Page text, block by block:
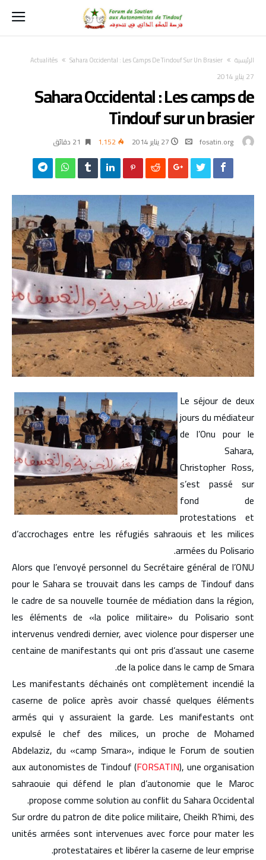
‫الرئيسية‬ Actualités Sahara Occidental : Les Camps De Tindouf Sur Un Brasier
27 يناير 2014
Sahara Occidental : Les camps de
Tindouf sur un brasier
fosatin.org 27 يناير 2014 1٬152 21 ‫دقائق‬
Le séjour de deux
jours du médiateur
de l’Onu pour le
Sahara,
Christopher Ross,
s’est passé sur
fond de
protestations et
d’accrochages entre les réfugiés sahraouis et les milices
armées du Polisario.
Alors que l’envoyé personnel du Secrétaire général de l’ONU
pour le Sahara se trouvait dans les camps de Tindouf dans
le cadre de sa nouvelle tournée de médiation dans la région,
les éléments de «la police militaire» du Polisario sont
intervenus vendredi dernier, avec violence pour disperser une
centaine de manifestants qui ont pris d’assaut une caserne
de la police dans le camp de Smara.
Les manifestants déchainés ont complètement incendié la
caserne de police après avoir chassé quelques éléments
armés qui y assuraient la garde. Les manifestants ont
expulsé le chef des milices, un proche de Mohamed
Abdelaziz, du «camp Smara», indique le Forum de soutien
aux autonomistes de Tindouf (FORSATIN), une organisation
sahraouie qui défend le plan d’autonomie que le Maroc
propose comme solution au conflit du Sahara Occidental.
Sur ordre du patron de dite police militaire, Cheikh R’himi, des
unités armées sont intervenues avec force pour mater les
protestataires et libérer la caserne de leur emprise.